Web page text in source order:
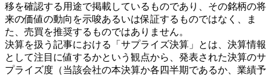
移を確認する用途で掲載しているものであり、その銘柄の将
来の価値の動向を示唆あるいは保証するものではなく、ま
た、売買を推奨するものではありません。
決算を扱う記事における「サプライズ決算」とは、決算情報
として注目に値するかという観点から、発表された決算のサ
プライズ度（当該会社の本決算か各四半期であるか、業績予